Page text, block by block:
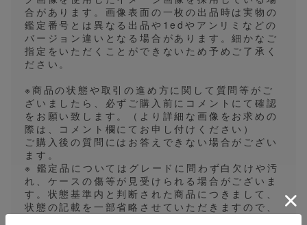
合があります。画像表面の一枚の出品時は実物の
鑑定番号とは異なる出品や1edやアンリミなどの
バージョン違いとなる場合があります。細かなご
指定をいただくことができないため予めご了承く
ださい。
※商品の状態や取引の進め方に関して質問等がご
ざいましたら、必ずご購入前にコメントにて確認
をお願い致します。（より詳細な画像をお求めの
際は、コメント欄にてお申し付けください）
ご購入後の質問にはお答えできない場合がござい
ます。
※ 鑑定品についてはグレードに問わず白欠けや汚
れ、ケースの傷等が見受けられる場合がございま
す。状態基準内と判断された商品につきまして、
状態の記載を一部省略させていただきますので、